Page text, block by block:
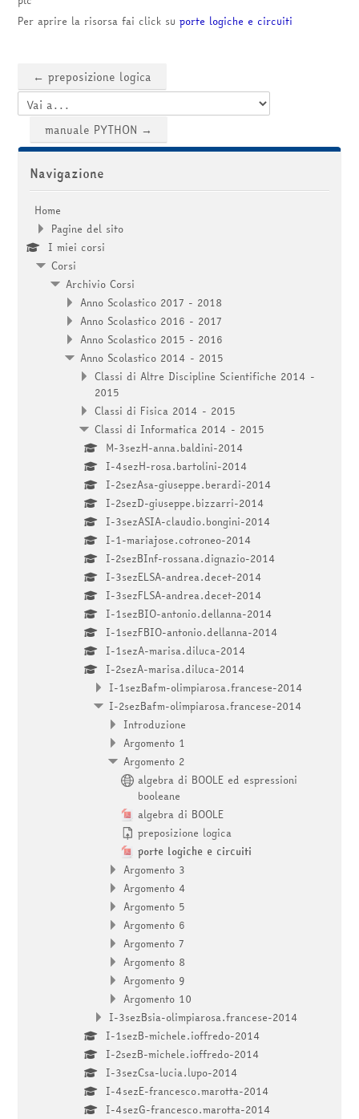
Per aprire la risorsa fai click suporte logiche e circuiti
← preposizione logica
Vai a...
manuale PYTHON →
Salta Navigazione
Navigazione
Home
Pagine del sito
I miei corsi
Corsi
Archivio Corsi
Anno Scolastico 2017 - 2018
Anno Scolastico 2016 - 2017
Anno Scolastico 2015 - 2016
Anno Scolastico 2014 - 2015
Classi di Altre Discipline Scientifiche 2014 -
2015
Classi di Fisica 2014 - 2015
Classi di Informatica 2014 - 2015
M-3sezH-anna.baldini-2014
I-4sezH-rosa.bartolini-2014
I-2sezAsa-giuseppe.berardi-2014
I-2sezD-giuseppe.bizzarri-2014
I-3sezASIA-claudio.bongini-2014
I-1-mariajose.cotroneo-2014
I-2sezBInf-rossana.dignazio-2014
I-3sezELSA-andrea.decet-2014
I-3sezFLSA-andrea.decet-2014
I-1sezBIO-antonio.dellanna-2014
I-1sezFBIO-antonio.dellanna-2014
I-1sezA-marisa.diluca-2014
I-2sezA-marisa.diluca-2014
I-1sezBafm-olimpiarosa.francese-2014
I-2sezBafm-olimpiarosa.francese-2014
Introduzione
Argomento 1
Argomento 2
algebra di BOOLE ed espressioni
booleane
algebra di BOOLE
preposizione logica
porte logiche e circuiti
Argomento 3
Argomento 4
Argomento 5
Argomento 6
Argomento 7
Argomento 8
Argomento 9
Argomento 10
I-3sezBsia-olimpiarosa.francese-2014
I-1sezB-michele.ioffredo-2014
I-2sezB-michele.ioffredo-2014
I-3sezCsa-lucia.lupo-2014
I-4sezE-francesco.marotta-2014
I-4sezG-francesco.marotta-2014